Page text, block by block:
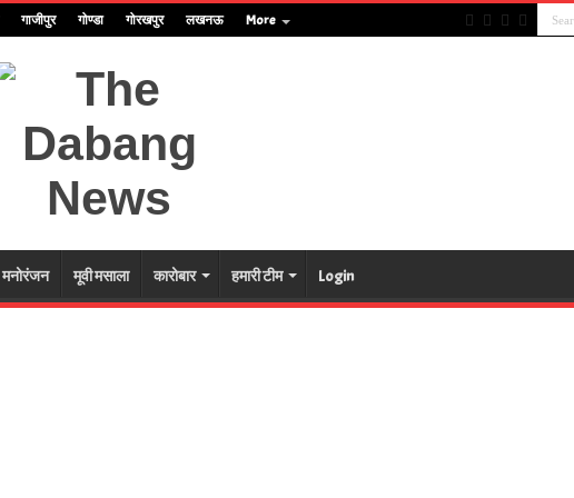
गाजीपुर गोण्डा गोरखपुर लखनऊ More
मनोरंजन मूवी मसाला कारोबार हमारी टीम Login